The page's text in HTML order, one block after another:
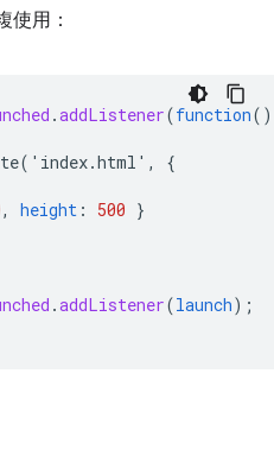
使用：
.addListener(function()
{
, height : 500 }
.addListener(launch);